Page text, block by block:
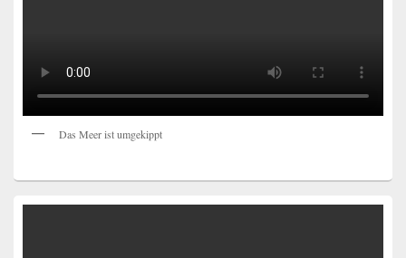
Das Meer ist umgekippt